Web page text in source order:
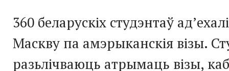
360 беларускіх студэнтаў
Маскву па амэрыканскія візы.
разьлічваюць атрымаць візы,